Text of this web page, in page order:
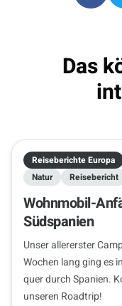
Das
Reiseberichte Europa
Natur
Reisebericht
Wohnmobil-
Südspanien
Unser allererster
Wochen lang ging es
quer durch Spanien.
unseren Roadtrip!